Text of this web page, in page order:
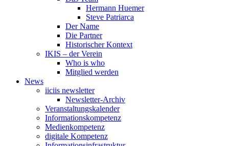
Hermann Huemer
Steve Patriarca
Der Name
Die Partner
Historischer Kontext
IKIS – der Verein
Who is who
Mitglied werden
News
iiciis newsletter
Newsletter-Archiv
Veranstaltungskalender
Informationskompetenz
Medienkompetenz
digitale Kompetenz